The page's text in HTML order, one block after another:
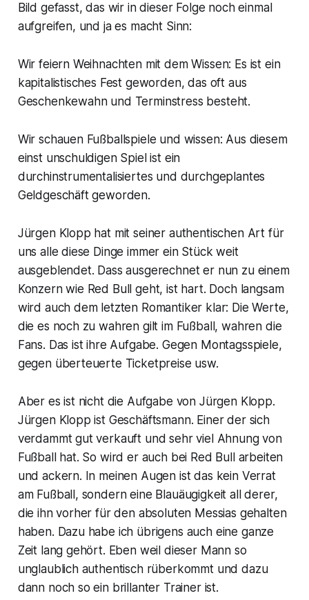
Bild gefasst, das wir in dieser Folge noch einmal
aufgreifen, und ja es macht Sinn:
Wir feiern Weihnachten mit dem Wissen: Es ist ein
kapitalistisches Fest geworden, das oft aus
Geschenkewahn und Terminstress besteht.
Wir schauen Fußballspiele und wissen: Aus diesem
einst unschuldigen Spiel ist ein
durchinstrumentalisiertes und durchgeplantes
Geldgeschäft geworden.
Jürgen Klopp hat mit seiner authentischen Art für
uns alle diese Dinge immer ein Stück weit
ausgeblendet. Dass ausgerechnet er nun zu einem
Konzern wie Red Bull geht, ist hart. Doch langsam
wird auch dem letzten Romantiker klar: Die Werte,
die es noch zu wahren gilt im Fußball, wahren die
Fans. Das ist ihre Aufgabe. Gegen Montagsspiele,
gegen überteuerte Ticketpreise usw.
Aber es ist nicht die Aufgabe von Jürgen Klopp.
Jürgen Klopp ist Geschäftsmann. Einer der sich
verdammt gut verkauft und sehr viel Ahnung von
Fußball hat. So wird er auch bei Red Bull arbeiten
und ackern. In meinen Augen ist das kein Verrat
am Fußball, sondern eine Blauäugigkeit all derer,
die ihn vorher für den absoluten Messias gehalten
haben. Dazu habe ich übrigens auch eine ganze
Zeit lang gehört. Eben weil dieser Mann so
unglaublich authentisch rüberkommt und dazu
dann noch so ein brillanter Trainer ist.